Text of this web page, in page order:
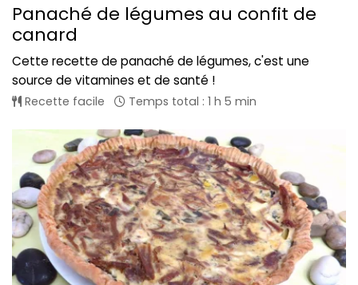
Panaché de légumes au confit de
canard
Cette recette de panaché de légumes, c'est une
source de vitamines et de santé !
Recette facile Temps total : 1 h 5 min